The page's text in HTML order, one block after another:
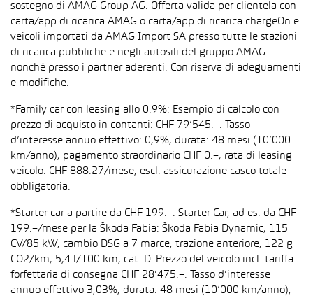
sostegno di AMAG Group AG. Offerta valida per clientela con
carta/app di ricarica AMAG o carta/app di ricarica chargeOn e
veicoli importati da AMAG Import SA presso tutte le stazioni
di ricarica pubbliche e negli autosili del gruppo AMAG
nonché presso i partner aderenti. Con riserva di adeguamenti
e modifiche.
*Family car con leasing allo 0.9%: Esempio di calcolo con
prezzo di acquisto in contanti: CHF 79’545.–. Tasso
d’interesse annuo effettivo: 0,9%, durata: 48 mesi (10’000
km/anno), pagamento straordinario CHF 0.–, rata di leasing
veicolo: CHF 888.27/mese, escl. assicurazione casco totale
obbligatoria.
*Starter car a partire da CHF 199.–: Starter Car, ad es. da CHF
199.–/mese per la Škoda Fabia: Škoda Fabia Dynamic, 115
CV/85 kW, cambio DSG a 7 marce, trazione anteriore, 122 g
CO2/km, 5,4 l/100 km, cat. D. Prezzo del veicolo incl. tariffa
forfettaria di consegna CHF 28’475.–. Tasso d’interesse
annuo effettivo 3,03%, durata: 48 mesi (10’000 km/anno),